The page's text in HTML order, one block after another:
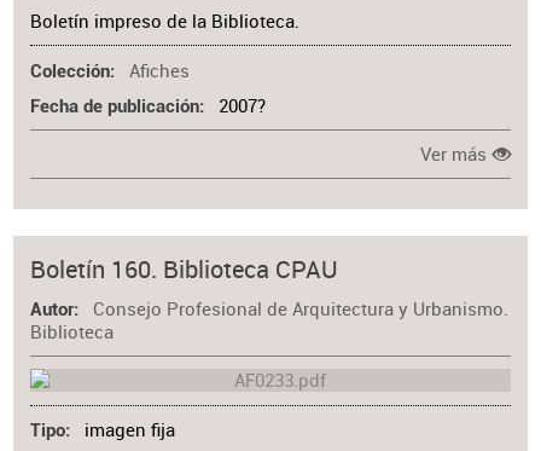
Boletín impreso de la Biblioteca.
Colección Afiches
Fecha de publicación 2007?
Ver más
Boletín 160. Biblioteca CPAU
Autor
Consejo Profesional de Arquitectura y Urbanismo.
Biblioteca
Tipo imagen fija